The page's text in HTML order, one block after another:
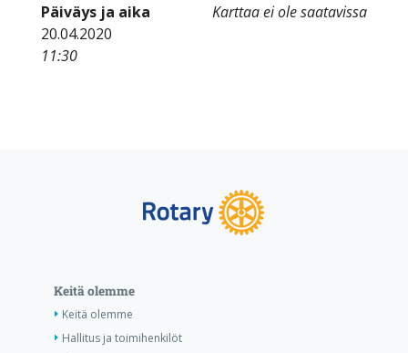
Karttaa ei ole saatavissa
Päiväys ja aika
20.04.2020
11:30
Keitä olemme
Keitä olemme
Hallitus ja toimihenkilöt